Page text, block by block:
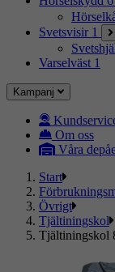
Svetsvisir 1
Varselväst 1
Kampanj
Om oss
Våra
Start
Övrigt
Tjältiningskol
Tjältiningskol